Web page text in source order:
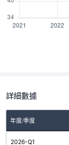
詳細數據
年度/季度
2026-Q1